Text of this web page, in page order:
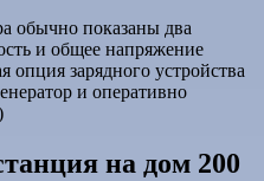
обычно показаны два
и общее напряжение
опция зарядного устройства
и оперативно
на дом 200